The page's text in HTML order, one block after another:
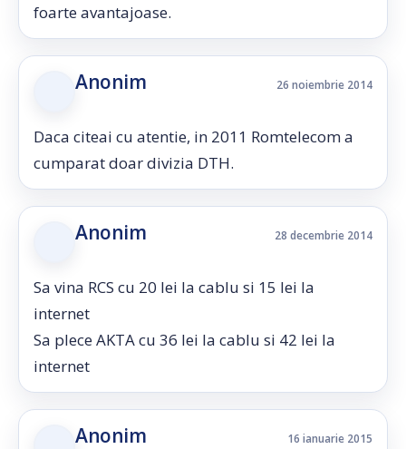
foarte avantajoase.
Anonim 26 noiembrie 2014
Daca citeai cu atentie, in 2011 Romtelecom a
cumparat doar divizia DTH.
Anonim 28 decembrie 2014
Sa vina RCS cu 20 lei la cablu si 15 lei la
internet
Sa plece AKTA cu 36 lei la cablu si 42 lei la
internet
Anonim 16 ianuarie 2015